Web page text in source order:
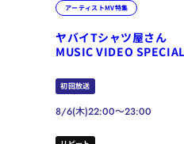
アーティストMV特集
ヤバイTシャツ屋さん
MUSIC VIDEO SPECIAL
初回放送
8/6(木)22:00～23:00